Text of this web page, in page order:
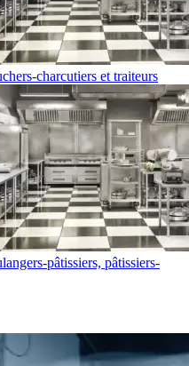
charcutiers et traiteurs
pâtissiers, pâtissiers-